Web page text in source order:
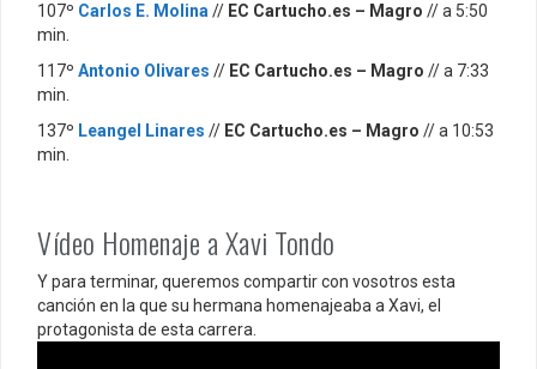
107º Carlos E. Molina // EC Cartucho.es – Magro // a 5:50
min.
117º Antonio Olivares // EC Cartucho.es – Magro // a 7:33
min.
137º Leangel Linares // EC Cartucho.es – Magro // a 10:53
min.
Vídeo Homenaje a Xavi Tondo
Y para terminar, queremos compartir con vosotros esta
canción en la que su hermana homenajeaba a Xavi, el
protagonista de esta carrera.